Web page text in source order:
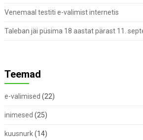
Venemaal testiti e-valimist internetis
Taleban jäi püsima 18 aastat pärast 11.
Teemad
e-valimised (22)
inimesed (25)
kuusnurk(14)